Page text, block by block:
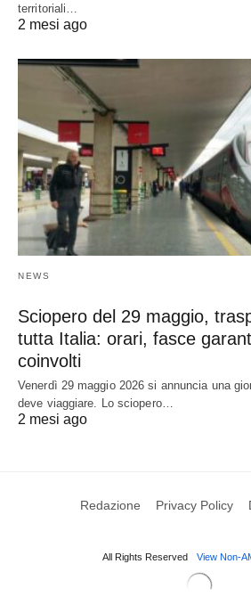
territoriali…
2 mesi ago
NEWS
Sciopero del 29 maggio,
tutta Italia: orari, fasce
coinvolti
Venerdì 29 maggio 2026 si annuncia una
deve viaggiare. Lo sciopero…
2 mesi ago
Redazione Privacy Policy
All Rights Reserved View Non-